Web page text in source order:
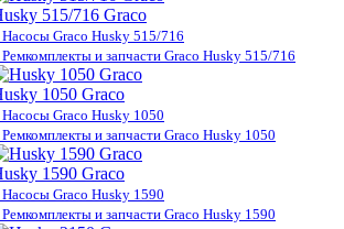
515/716 Graco
Насосы Graco Husky 515/716
и запчасти Graco Husky 515/716
1050 Graco
Graco Husky 1050
и запчасти Graco Husky 1050
1590 Graco
Graco Husky 1590
и запчасти Graco Husky 1590